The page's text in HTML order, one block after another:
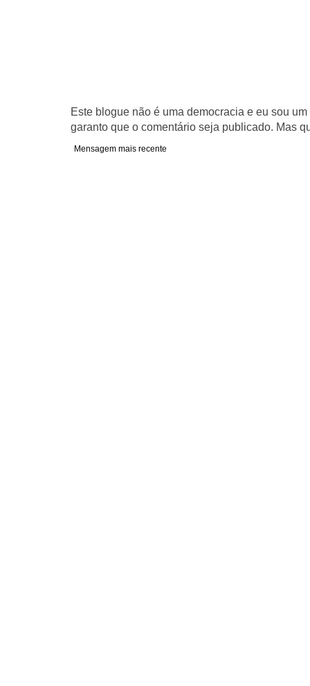
Este blogue não é uma democracia e eu sou
garanto que o comentário seja publicado. Mas
Mensagem mais recente